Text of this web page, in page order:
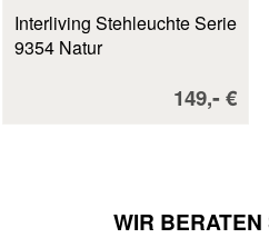
Interliving Stehleuchte Serie
9354 Natur
149,- €
WIR